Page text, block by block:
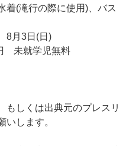
着(滝行の際に使用)、バス
月3日(日)
未就学児無料
もしくは出典元のプレスリ
いします。